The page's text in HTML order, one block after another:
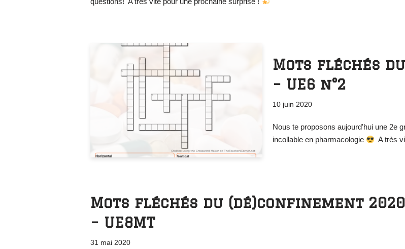
Mots fléchés
– UE6 n°2
10 juin 2020
Nous te proposons aujourd’hui une 2e
incollable en pharmacologie
A très
Mots fléchés du (dé)confinement 2020
– UE8MT
31 mai 2020